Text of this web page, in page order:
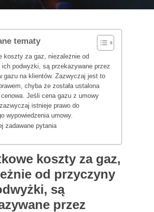
tematy
koszty za gaz, niezależnie od
podwyżki, są przekazywane przez
gazu na klientów. Zazwyczaj jest to
chyba że została ustalona
Jeśli cena gazu z umowy
istnieje prawo do
wypowiedzenia umowy.
zadawane pytania
koszty za gaz,
od przyczyny
są
przez